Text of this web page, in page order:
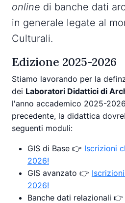
online di banche dati
in generale legate al
Culturali.
Edizione 2025-2026
Stiamo lavorando per la
dei Laboratori Didattici di
l'anno accademico 2025-
precedente, la didattica
seguenti moduli:
GIS di Base 👉 Iscrizioni
2026!
GIS avanzato 👉
2026!
Banche dati relazionali 👉